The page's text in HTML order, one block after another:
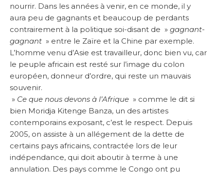
nourrir. Dans les années à venir, en ce monde, il y
aura peu de gagnants et beaucoup de perdants
contrairement à la politique soi-disant de » gagnant-
gagnant » entre le Zaïre et la Chine par exemple.
L’homme venu d’Asie est travailleur, donc bien vu, car
le peuple africain est resté sur l’image du colon
européen, donneur d’ordre, qui reste un mauvais
souvenir.
» Ce que nous devons à l’Afrique » comme le dit si
bien Moridja Kitenge Banza, un des artistes
contemporains exposant, c’est le respect. Depuis
2005, on assiste à un allégement de la dette de
certains pays africains, contractée lors de leur
indépendance, qui doit aboutir à terme à une
annulation. Des pays comme le Congo ont pu